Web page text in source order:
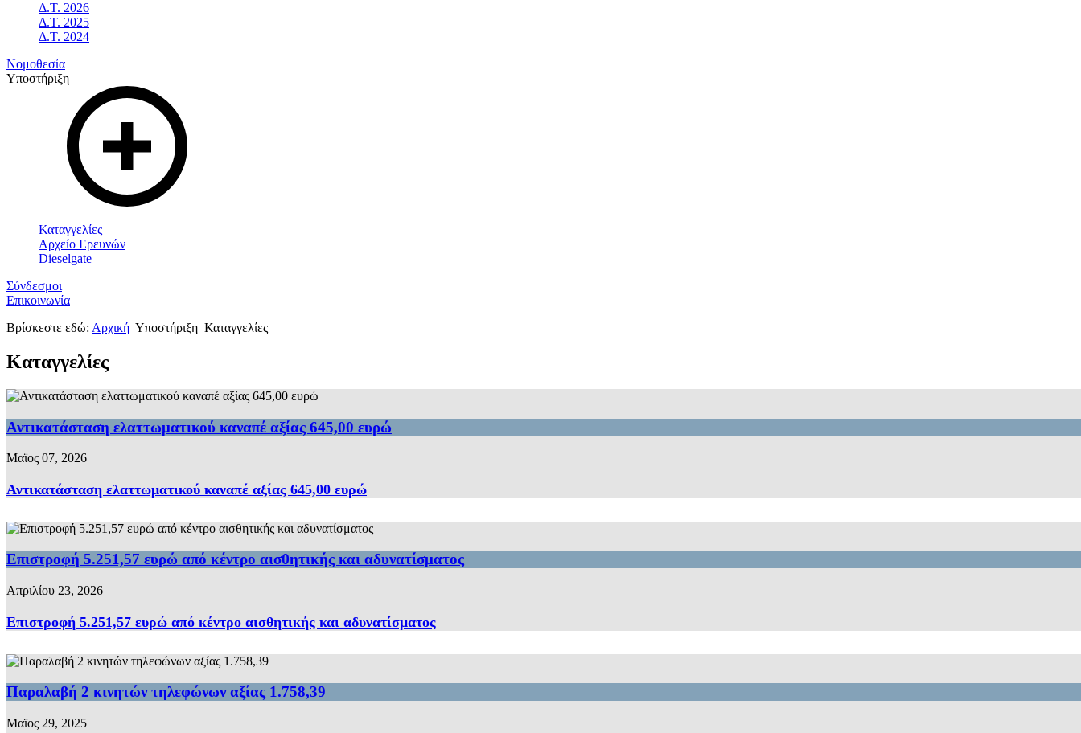
Δ.Τ. 2026
Δ.Τ. 2025
Δ.Τ. 2024
Νομοθεσία
Υποστήριξη
Καταγγελίες
Αρχείο Ερευνών
Dieselgate
Σύνδεσμοι
Επικοινωνία
Βρίσκεστε εδώ: Αρχική Υποστήριξη Καταγγελίες
Καταγγελίες
Αντικατάσταση ελαττωματικού καναπέ αξίας 645,00 ευρώ
Μαϊος 07, 2026
Αντικατάσταση ελαττωματικού καναπέ αξίας 645,00 ευρώ
Επιστροφή 5.251,57 ευρώ από κέντρο αισθητικής και αδυνατίσματος
Απριλίου 23, 2026
Επιστροφή 5.251,57 ευρώ από κέντρο αισθητικής και αδυνατίσματος
Παραλαβή 2 κινητών τηλεφώνων αξίας 1.758,39
Μαϊος 29, 2025